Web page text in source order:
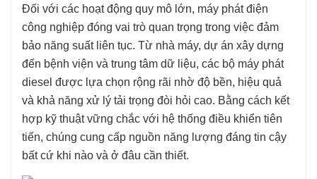
Đối với các hoạt động quy mô lớn, máy phát điện
công nghiệp đóng vai trò quan trọng trong việc đảm
bảo năng suất liên tục. Từ nhà máy, dự án xây dựng
đến bệnh viện và trung tâm dữ liệu, các bộ máy phát
diesel được lựa chọn rộng rãi nhờ độ bền, hiệu quả
và khả năng xử lý tải trọng đòi hỏi cao. Bằng cách kết
hợp kỹ thuật vững chắc với hệ thống điều khiển tiên
tiến, chúng cung cấp nguồn năng lượng đáng tin cậy
bất cứ khi nào và ở đâu cần thiết.